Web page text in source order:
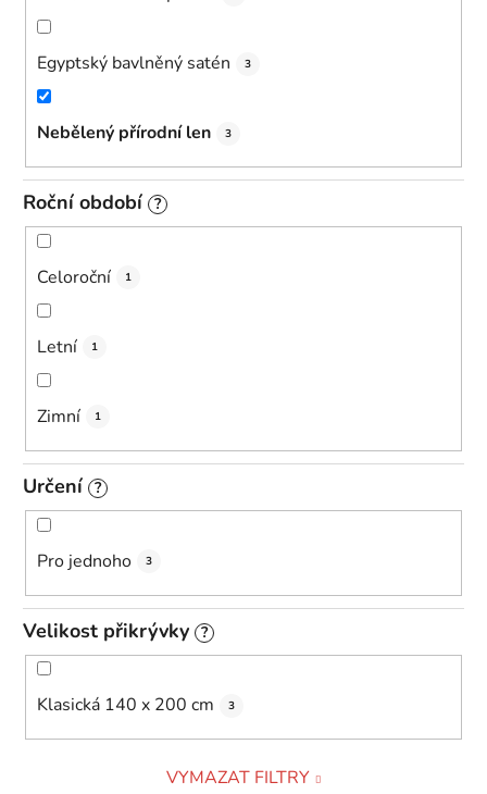
Egyptský bavlněný satén 3
Nebělený přírodní len 3
Roční období ?
Celoroční 1
Letní 1
Zimní 1
Určení ?
Pro jednoho 3
Velikost přikrývky ?
Klasická 140 x 200 cm 3
VYMAZAT FILTRY